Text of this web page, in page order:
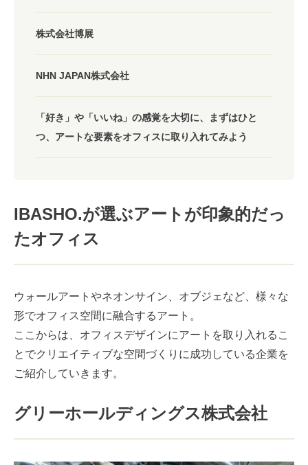
株式会社博展
NHN JAPAN株式会社
「好き」や「いいね」の感覚を大切に、まずはひと
つ、アートな要素をオフィスに取り入れてみよう
IBASHO.が選ぶアートが印象的だっ
たオフィス
ウォールアートやネオンサイン、オブジェなど、様々な
形でオフィス空間に融合するアート。
ここからは、オフィスデザインにアートを取り入れるこ
とでクリエイティブな空間づくりに成功している企業を
ご紹介していきます。
グリーホールディングス株式会社